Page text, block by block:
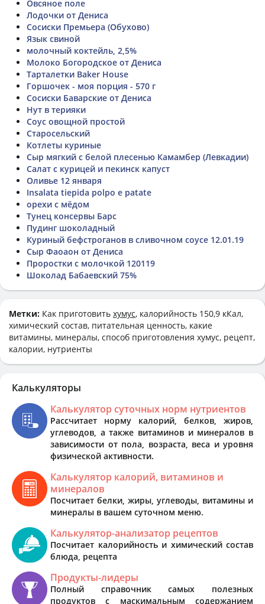
Овсяное поле
Лодочки от Дениса
Сосиски Премьера (Обухово)
Язык свиной
молочный коктейль, 2,5%
Молоко Богородское от Дениса
Тарталетки Baker House
Горшочек - моя порция - 570 г
Сосиски Баварские от Дениса
Нут в терияки
Соус овощной простой
Старосельский
Котлеты куриные
Сыр мягкий с белой плесенью Камамбер (Левкадии)
Салат с курицей и пекинск капуст
Оливье 12 января
Insalata tiepida polpo e patate
орехи с мёдом
Тунец консервы Барс
Пудинг шоколадный
Куриный бефстроганов в сливочном соусе 12.01.19
Сыр Фаоаон от Дениса
Проростки с молочкой 120119
Шоколад Бабаевский 75%
Метки: Как приготовить хумус, калорийность 150,9 кКал,
химический состав, питательная ценность, какие
витамины, минералы, способ приготовления хумус, рецепт,
калории, нутриенты
Калькуляторы
Калькулятор суточных норм нутриентов
Рассчитает норму калорий, белков, жиров,
углеводов, а также витаминов и минералов в
зависимости от пола, возраста, веса и уровня
физической активности.
Калькулятор калорий, витаминов и
минералов
Посчитает белки, жиры, углеводы, витамины и
минералы в вашем суточном меню.
Калькулятор-анализатор рецептов
Посчитает калорийность и химический состав
блюда, рецепта
Продукты-лидеры
Полный справочник самых полезных
продуктов с маскимальным содержанием